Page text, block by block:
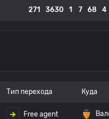
271 3630 1 7 68 4
Тип перехода Куда
Free agent